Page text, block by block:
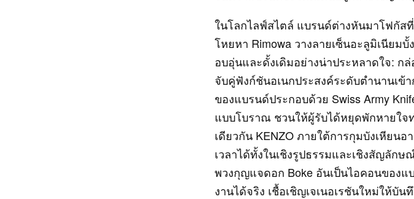
ในโลกไลฟ์สไตล์ แบรนด์ต่างหันมาโฟกั
โหยหา Rimowa วางลายเซ็นอะลูมิเนียม
อบอุ่นและดั้งเดิมอย่างน่าประหลาดใจ: ก
จับคู่ฟังก์ชันอเนกประสงค์ระดับตำนานเข้
ของแบรนด์ประกอบด้วย Swiss Army
แบบโบราณ ชวนให้ผู้รับได้หยุดพักหายใ
เดียวกัน KENZO ภายใต้การกุมบังเหียน
เวลาได้ทั้งในเชิงรูปธรรมและเชิงสัญลัก
พวงกุญแจดอก Boke อันเป็นไอคอนของ
งานได้จริง เชื้อเชิญเจเนอเรชันใหม่ให้บัน